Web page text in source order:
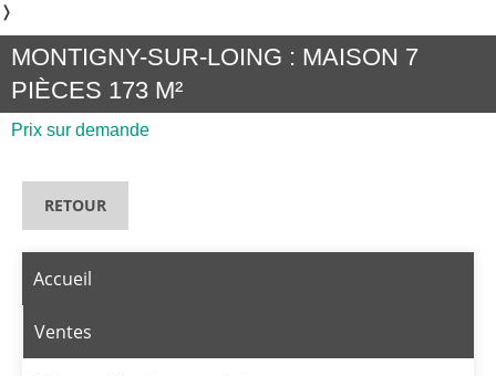
❭
MONTIGNY-SUR-LOING : MAISON 7
PIÈCES 173 M²
Prix sur demande
Accueil
Ventes
RETOUR